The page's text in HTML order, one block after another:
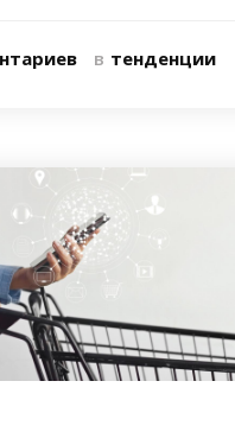
в тенденции